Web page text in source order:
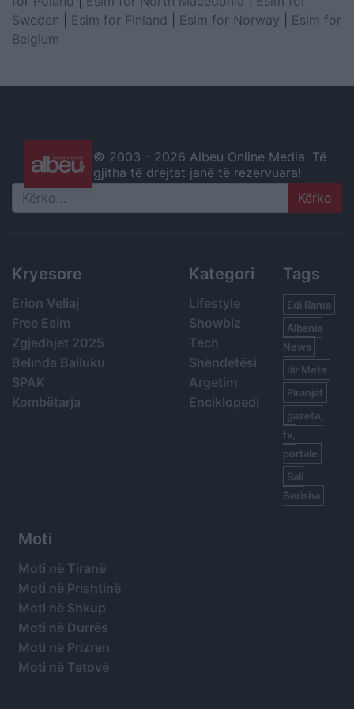
Sweden
Esim for Finland Esim for Norway
Esim for
Belgium
© 2003 - 2026 Albeu Online Media. Të
gjitha të drejtat janë të rezervuara!
Search
Kryesore
Erion Veliaj
Free Esim
Zgjedhjet 2025
Belinda Balluku
SPAK
Kombëtarja
Kategori
Lifestyle
Showbiz
Tech
Shëndetësi
Argetim
Enciklopedi
Tags
Edi Rama
Albania
News
Ilir Meta
Piranjat
gazeta,
tv,
portale
Sali
Berisha
Moti
Moti në Tiranë
Moti në Prishtinë
Moti në Shkup
Moti në Durrës
Moti në Prizren
Moti në Tetovë